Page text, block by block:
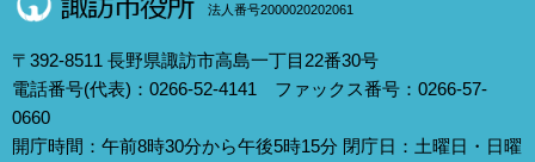
法人番号2000020202061
〒392-8511 長野県諏訪市高島一丁目22番30号
電話番号(代表)：0266-52-4141 ファックス番号：0266-57-
0660
開庁時間：午前8時30分から午後5時15分 閉庁日：土曜日・日曜